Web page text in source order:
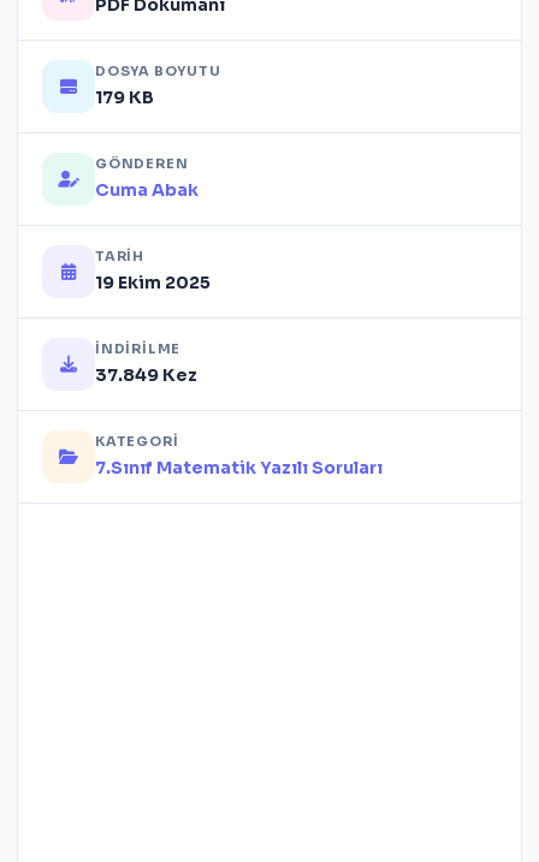
PDF Dokümanı
DOSYA BOYUTU
179 KB
GÖNDEREN
Cuma Abak
TARIH
19 Ekim 2025
İNDIRILME
37.849 Kez
KATEGORI
7.Sınıf Matematik Yazılı Soruları